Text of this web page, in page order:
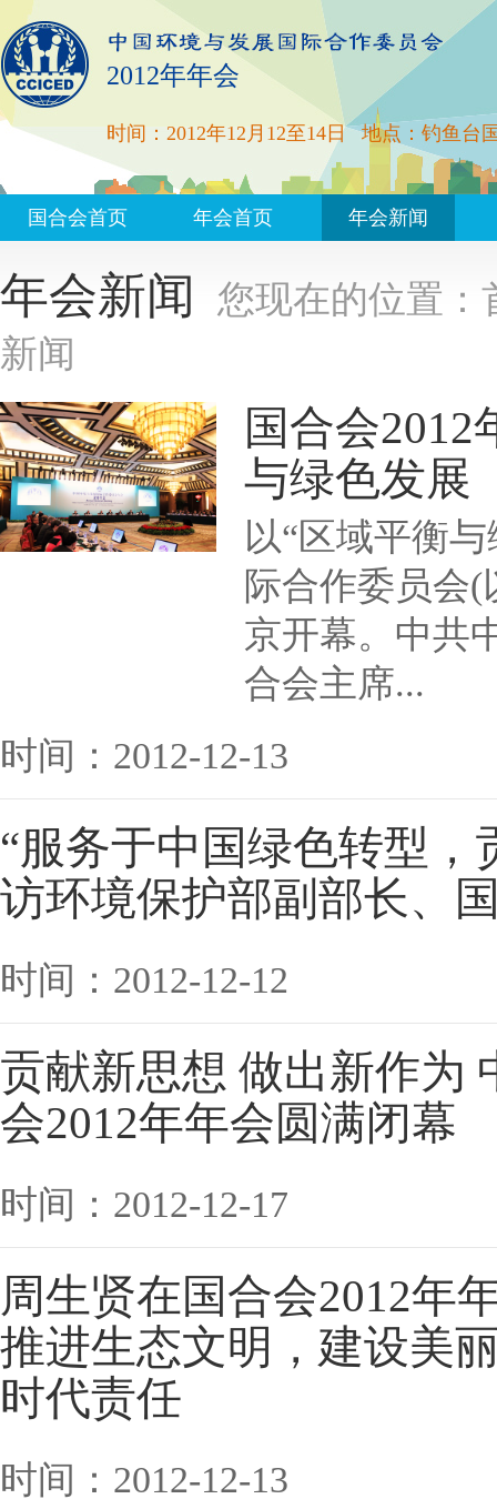
2012年年会
时间：2012年12月12至14日 地点：钓鱼台
国合会首页 年会首页 年会新闻
年会新闻 您现在的位置：
新闻
国合会
与绿色发展
以“区域平衡
际合作委员会(
京开幕。中共
合会主席...
时间：2012-12-13
“服务于中国绿色转型
访环境保护部副部长、
时间：2012-12-12
贡献新思想 做出新作为
会2012年年会圆满闭
时间：2012-12-17
周生贤在国合会2012年
推进生态文明，建设美
时代责任
时间：2012-12-13